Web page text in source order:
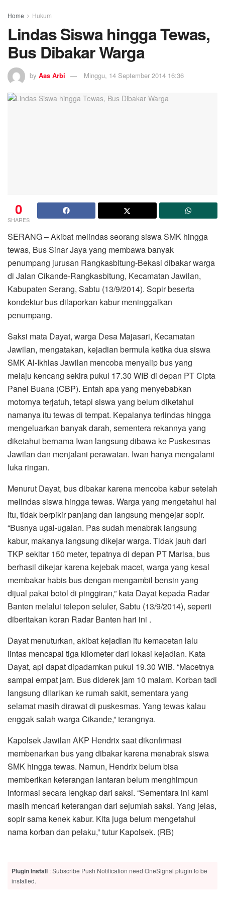
Home Hukum
Lindas Siswa hingga Tewas,
Bus Dibakar Warga
by Aas Arbi Minggu, 14 September 2014 16:36
0
SHARES
SERANG – Akibat melindas seorang siswa SMK hingga
tewas, Bus Sinar Jaya yang membawa banyak
penumpang jurusan Rangkasbitung-Bekasi dibakar warga
di Jalan Cikande-Rangkasbitung, Kecamatan Jawilan,
Kabupaten Serang, Sabtu (13/9/2014). Sopir beserta
kondektur bus dilaporkan kabur meninggalkan
penumpang.
Saksi mata Dayat, warga Desa Majasari, Kecamatan
Jawilan, mengatakan, kejadian bermula ketika dua siswa
SMK Al-Ikhlas Jawilan mencoba menyalip bus yang
melaju kencang sekira pukul 17.30 WIB di depan PT Cipta
Panel Buana (CBP). Entah apa yang menyebabkan
motornya terjatuh, tetapi siswa yang belum diketahui
namanya itu tewas di tempat. Kepalanya terlindas hingga
mengeluarkan banyak darah, sementera rekannya yang
diketahui bernama Iwan langsung dibawa ke Puskesmas
Jawilan dan menjalani perawatan. Iwan hanya mengalami
luka ringan.
Menurut Dayat, bus dibakar karena mencoba kabur setelah
melindas siswa hingga tewas. Warga yang mengetahui hal
itu, tidak berpikir panjang dan langsung mengejar sopir.
“Busnya ugal-ugalan. Pas sudah menabrak langsung
kabur, makanya langsung dikejar warga. Tidak jauh dari
TKP sekitar 150 meter, tepatnya di depan PT Marisa, bus
berhasil dikejar karena kejebak macet, warga yang kesal
membakar habis bus dengan mengambil bensin yang
dijual pakai botol di pinggiran,” kata Dayat kepada Radar
Banten melalui telepon seluler, Sabtu (13/9/2014), seperti
diberitakan koran Radar Banten hari ini .
Dayat menuturkan, akibat kejadian itu kemacetan lalu
lintas mencapai tiga kilometer dari lokasi kejadian. Kata
Dayat, api dapat dipadamkan pukul 19.30 WIB. “Macetnya
sampai empat jam. Bus diderek jam 10 malam. Korban tadi
langsung dilarikan ke rumah sakit, sementara yang
selamat masih dirawat di puskesmas. Yang tewas kalau
enggak salah warga Cikande,” terangnya.
Kapolsek Jawilan AKP Hendrix saat dikonfirmasi
membenarkan bus yang dibakar karena menabrak siswa
SMK hingga tewas. Namun, Hendrix belum bisa
memberikan keterangan lantaran belum menghimpun
informasi secara lengkap dari saksi. “Sementara ini kami
masih mencari keterangan dari sejumlah saksi. Yang jelas,
sopir sama kenek kabur. Kita juga belum mengetahui
nama korban dan pelaku,” tutur Kapolsek. (RB)
Plugin Install : Subscribe Push Notification need OneSignal plugin to be
installed.